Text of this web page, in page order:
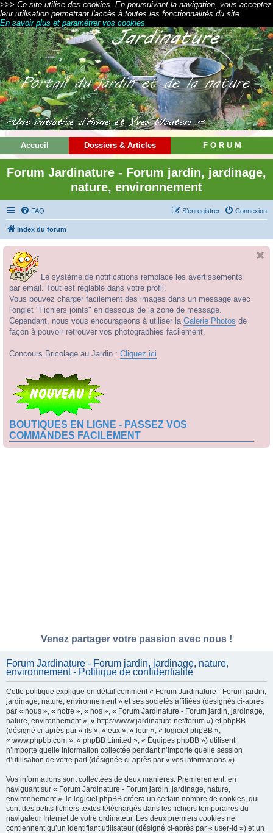
>>> Ce site utilise des cookies. En poursuivant la navigation, vous acceptez
leur utilisation permettant l'accès à toutes les fonctionnalités du site.
En savoir plus et paramétrer vos cookies
Accueil Dossiers & Articles F O R U M
Forum Jardinature - Forum jardin, jardinage,
nature, environnement
FAQ Connexion
S’enregistrer
Index du forum
Le système de notifications remplace les avertissements
par email. Tout est réglable dans votre profil.
Vous pouvez charger facilement des images dans un message avec
l'onglet "Fichiers joints" en dessous de la zone de message.
Cependant, nous vous encourageons à utiliser la Galerie Photos de
façon à pouvoir retrouver vos photographies facilement.
Concours Bricolage au Jardin : Cliquez ici
BOUTIQUES EN LIGNE - PASSEZ VOS
COMMANDES FACILEMENT
Venez partager votre passion avec nous !
Forum Jardinature - Forum jardin, jardinage, nature,
environnement - Politique de confidentialité
Cette politique explique en détail comment « Forum Jardinature - Forum jardin,
jardinage, nature, environnement » et ses sociétés affiliées (désignés ci-après
par « nous », « notre », « nos », « Forum Jardinature - Forum jardin, jardinage,
nature, environnement », « https://www.jardinature.net/forum ») et phpBB
(désigné ci-après par « ils », « eux », « leur », « logiciel phpBB »,
« www.phpbb.com », « phpBB Limited », « Équipes phpBB ») utilisent
n’importe quelle information collectée pendant n’importe quelle session
d’utilisation de votre part (désignée ci-après par « vos informations »).
Vos informations sont collectées de deux manières. Premièrement, en
naviguant sur « Forum Jardinature - Forum jardin, jardinage, nature,
environnement », le logiciel phpBB créera un certain nombre de cookies, qui
sont des petits fichiers textes téléchargés dans les fichiers temporaires du
navigateur Internet de votre ordinateur. Les deux premiers cookies ne
contiennent qu’un identifiant utilisateur (désigné ci-après par « user-id ») et un